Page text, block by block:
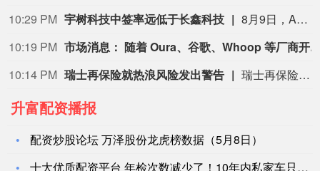
10:29 PM 宇树科技中签率远低于长鑫科技
8月9日，A股“人形机器人第一股”宇树科技8月10日将在科创板正式开启申购。考虑到宇树科技本次发行流通盘规模较小，又叠加“第一股”的题材光环，多家券商综合测算显示，其预计中签率在万分之二至万分之三之间，远低于长鑫科技0.47%的中签率水平。数据显示，2026年以来A股新股上市首日平均涨幅高达276.04%，若以此测算，中一签宇树科技账面盈利有望突破20万元；若对标年内科创板新股首日466.61%的平均涨幅，单签盈利可达35.18万元。 (21财经)
10:19 PM
市场消息： 随着 Oura、谷歌、Whoop 等厂商开启可穿戴设备新时代，苹果正考虑对 Apple Watch 进行重大调整。今年的机型将主要聚焦性能，以及健康、健身追
10:14 PM 瑞士再保险就热浪风险发出警告 瑞士再保险首席执行官贝格尔（Andreas Berger）在接受瑞士《周日新苏黎世报》（NZZ am Sonntag）采访时表示：”热浪及其相关死亡人数的风险被低估了。”他补充说：”我们需要提高对由此产生的危险的认识。”贝格尔是在瑞士再保险公布2026年上半年净利润增长9%之后发表上述言论的，他表示现在断言超额死亡率将如何影响这家总部位于苏黎世的公司的财务数据还为时过早。
升富配资播报
配资炒股论坛 万泽股份龙虎榜数据（5月8日）
十大优质配资平台 年检次数减少了！10年内私家车只需要检2次